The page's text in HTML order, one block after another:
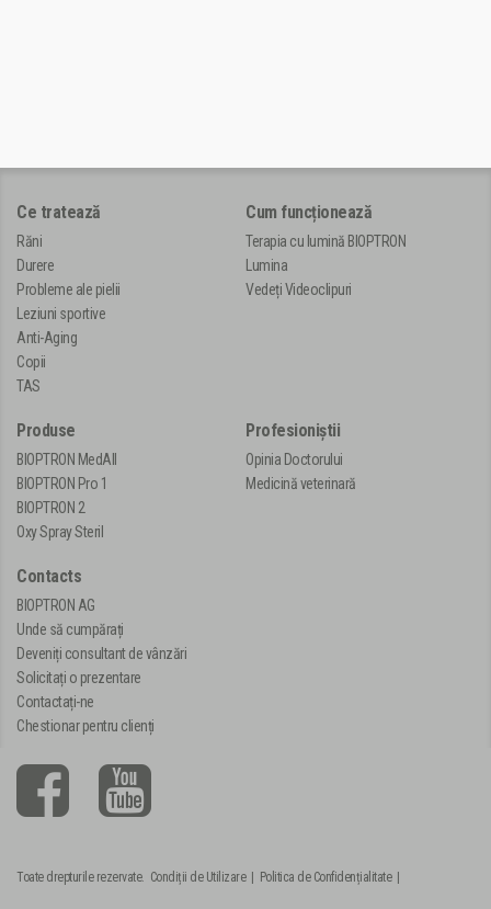
Ce tratează
Răni
Durere
Probleme ale pielii
Leziuni sportive
Anti-Aging
Copii
TAS
Cum funcționează
Terapia cu lumină BIOPTRON
Lumina
Vedeți Videoclipuri
Produse
BIOPTRON MedAll
BIOPTRON Pro 1
BIOPTRON 2
Oxy Spray Steril
Profesioniștii
Opinia Doctorului
Medicină veterinară
Contacts
BIOPTRON AG
Unde să cumpărați
Deveniți consultant de vânzări
Solicitați o prezentare
Contactați-ne
Chestionar pentru clienți
Toate drepturile rezervate. Condiții de Utilizare| Politica de Confidențialitate|